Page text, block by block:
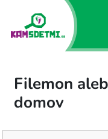
Filemon
domov